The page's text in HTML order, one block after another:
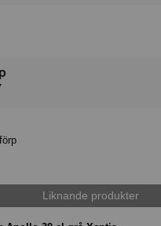
Liknande produkter